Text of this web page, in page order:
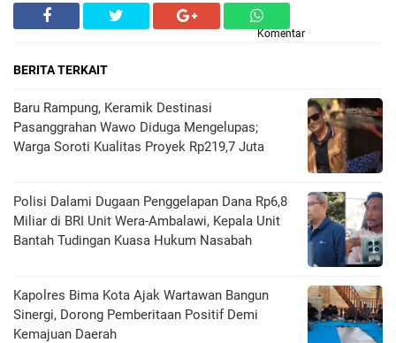
Komentar
BERITA TERKAIT
Baru Rampung, Keramik Destinasi
Pasanggrahan Wawo Diduga Mengelupas;
Warga Soroti Kualitas Proyek Rp219,7 Juta
Polisi Dalami Dugaan Penggelapan Dana Rp6,8
Miliar di BRI Unit Wera-Ambalawi, Kepala Unit
Bantah Tudingan Kuasa Hukum Nasabah
Kapolres Bima Kota Ajak Wartawan Bangun
Sinergi, Dorong Pemberitaan Positif Demi
Kemajuan Daerah